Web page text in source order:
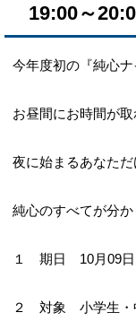
19:00～
今年度初の『純心ナ
お昼間にお時間が取
夜に始まるあなただ
純心のすべてが分か
１ 期日 10月09日
２ 対象 小学生・